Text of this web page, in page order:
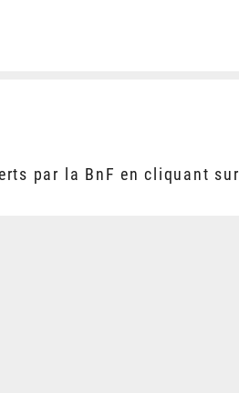
par la BnF en cliquant sur